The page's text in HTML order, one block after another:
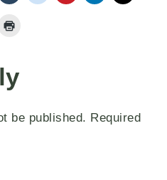
be published. Required